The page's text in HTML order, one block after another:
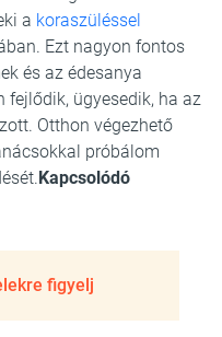
a koraszüléssel
Ezt nagyon fontos
és az édesanya
fejlődik, ügyesedik, ha az
Otthon végezhető
próbálom
Kapcsolódó
figyelj